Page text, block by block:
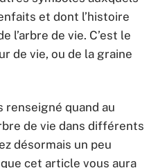
et dont l’histoire
l’arbre de vie. C’est le
de vie, ou de la graine
renseigné quand au
de vie dans différents
désormais un peu
cet article vous aura